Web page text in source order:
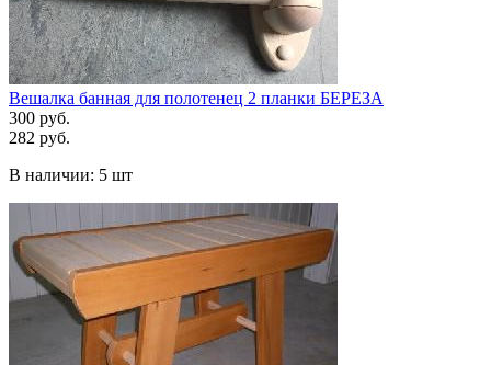
Вешалка банная для полотенец 2 планки БЕРЕЗА
300 руб.
282 руб.
В наличии: 5 шт